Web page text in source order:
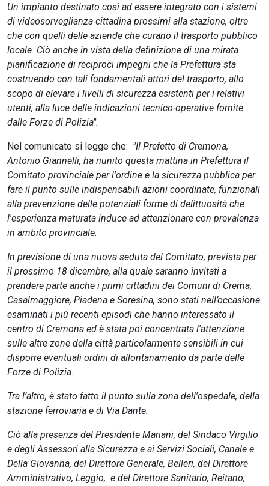
Un impianto destinato così ad essere integrato con i sistemi
di videosorveglianza cittadina prossimi alla stazione, oltre
che con quelli delle aziende che curano il trasporto pubblico
locale. Ciò anche in vista della definizione di una mirata
pianificazione di reciproci impegni che la Prefettura sta
costruendo con tali fondamentali attori del trasporto, allo
scopo di elevare i livelli di sicurezza esistenti per i relativi
utenti, alla luce delle indicazioni tecnico-operative fornite
dalle Forze di Polizia".
Nel comunicato si legge che: "Il Prefetto di Cremona,
Antonio Giannelli, ha riunito questa mattina in Prefettura il
Comitato provinciale per l'ordine e la sicurezza pubblica per
fare il punto sulle indispensabili azioni coordinate, funzionali
alla prevenzione delle potenziali forme di delittuosità che
l'esperienza maturata induce ad attenzionare con prevalenza
in ambito provinciale.
In previsione di una nuova seduta del Comitato, prevista per
il prossimo 18 dicembre, alla quale saranno invitati a
prendere parte anche i primi cittadini dei Comuni di Crema,
Casalmaggiore, Piadena e Soresina, sono stati nell’occasione
esaminati i più recenti episodi che hanno interessato il
centro di Cremona ed è stata poi concentrata l'attenzione
sulle altre zone della città particolarmente sensibili in cui
disporre eventuali ordini di allontanamento da parte delle
Forze di Polizia.
Tra l’altro, è stato fatto il punto sulla zona dell'ospedale, della
stazione ferroviaria e di Via Dante.
Ciò alla presenza del Presidente Mariani, del Sindaco Virgilio
e degli Assessori alla Sicurezza e ai Servizi Sociali, Canale e
Della Giovanna, del Direttore Generale, Belleri, del Direttore
Amministrativo, Leggio, e del Direttore Sanitario, Reitano,